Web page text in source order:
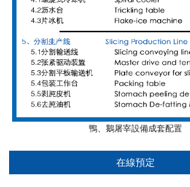
鴨、鵝屠宰設備成套配置
在線預定